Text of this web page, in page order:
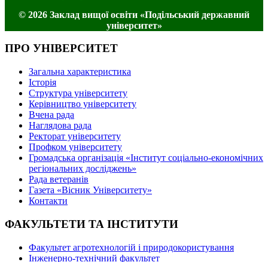
© 2026 Заклад вищої освіти «Подільський державний
університет»
ПРО УНІВЕРСИТЕТ
Загальна характеристика
Історія
Структура університету
Керівництво університету
Вчена рада
Наглядова рада
Ректорат університету
Профком університету
Громадська організація «Інститут соціально-економічних
регіональних досліджень»
Рада ветеранів
Газета «Вісник Університету»
Контакти
ФАКУЛЬТЕТИ ТА ІНСТИТУТИ
Факультет агротехнологій і природокористування
Інженерно-технічний факультет